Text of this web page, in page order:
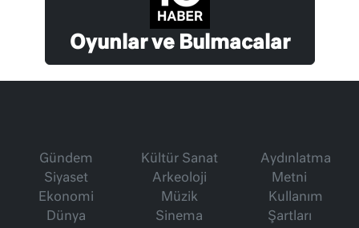
Oyunlar ve Bulmacalar
Gündem
Siyaset
Ekonomi
Dünya
Kültür Sanat
Arkeoloji
Müzik
Sinema
Aydınlatma
Metni
Kullanım
Şartları